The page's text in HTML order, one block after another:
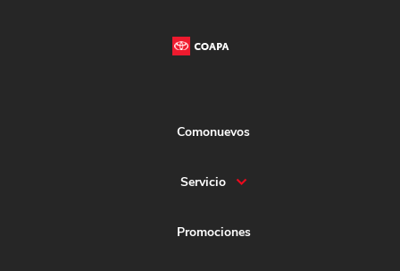
Comonuevos
Servicio
Promociones